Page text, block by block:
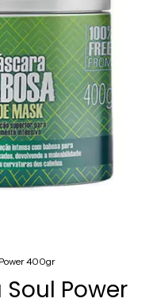
400gr
Power